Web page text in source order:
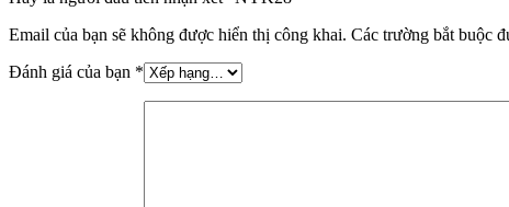
Email của bạn sẽ không được hiển thị công khai. Các trường bắt buộc
Đánh giá của bạn *